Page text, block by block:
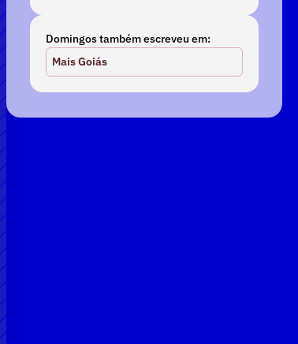
Domingos também escreveu em:
Mais Goiás